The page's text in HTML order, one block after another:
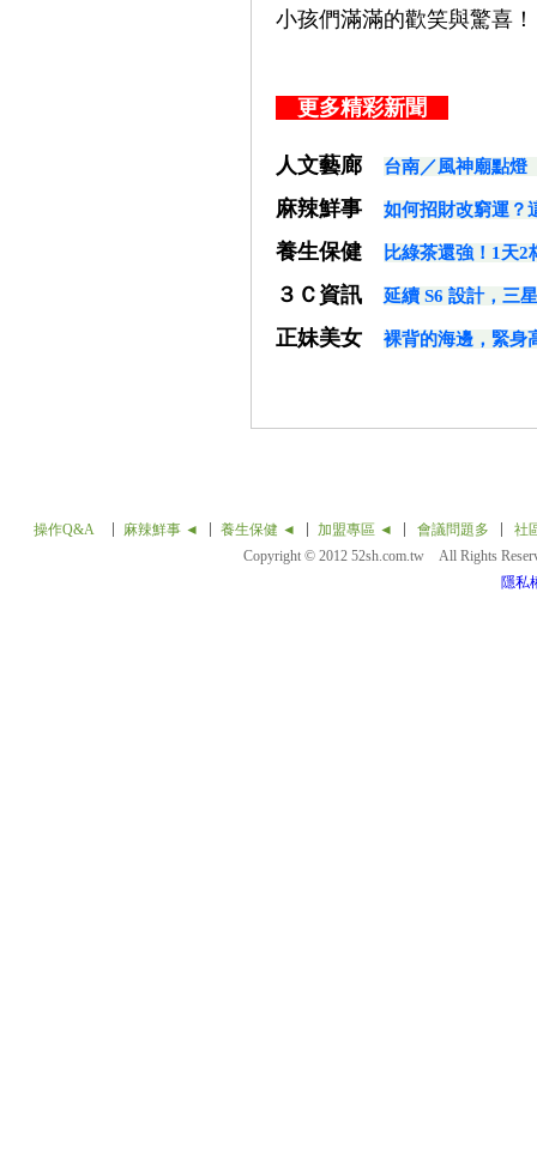
小孩們滿滿的歡笑與驚喜！
更多精彩新聞
人文藝廊 台南／風神廟點
麻辣鮮事 如何招財改窮運？
養生保健 比綠茶還強！1天
３Ｃ資訊 延續 S6 設計，三
正妹美女 裸背的海邊，緊身
操作Q&A 麻辣鮮事 ◄ 養生保健 ◄ 加盟專區 ◄ 會議問題多
社
Copyright © 2012 52sh.com.tw All Rights
隱私